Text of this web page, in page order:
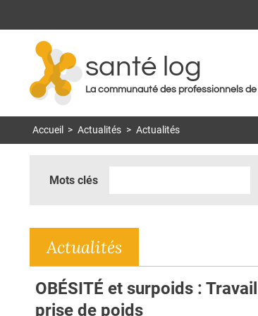
santé log
La communauté des professionnels
Accueil > Actualités > Actualités
Mots clés
Actualités
OBÉSITÉ et surpoids :
prise de poids